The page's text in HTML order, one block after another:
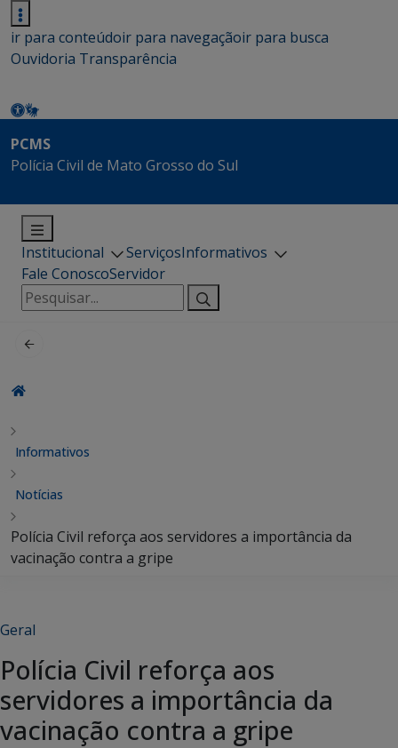
ir para conteúdoir para navegaçãoir para busca
Ouvidoria Transparência
PCMS
Polícia Civil de Mato Grosso do Sul
Institucional ServiçosInformativos
Fale ConoscoServidor
Pesquisar
por:
Informativos
Notícias
Polícia Civil reforça aos servidores a importância da
vacinação contra a gripe
Geral
Polícia Civil reforça aos
servidores a importância da
vacinação contra a gripe